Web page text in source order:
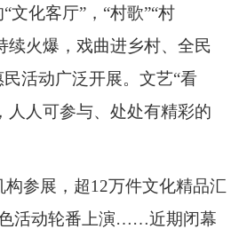
文化客厅”，“村歌”“村
续火爆，戏曲进乡村、全民
活动广泛开展。文艺“看
人人可参与、处处有精彩的
构参展，超12万件文化精品汇
活动轮番上演……近期闭幕